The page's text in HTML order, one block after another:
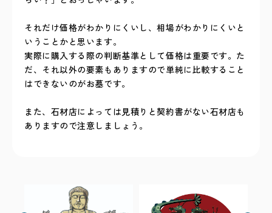
それだけ価格がわかりにくいし、相場がわかりにくいと
いうことかと思います。
実際に購入する際の判断基準として価格は重要です。た
だ、それ以外の要素もありますので単純に比較すること
はできないのがお墓です。
また、石材店によっては見積りと契約書がない石材店も
ありますので注意しましょう。